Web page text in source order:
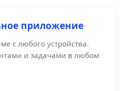
приложение
с любого устройства.
и задачами в любом